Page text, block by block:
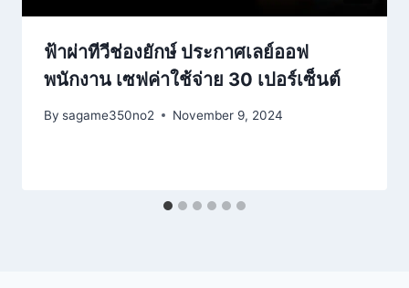
ฟ้าผ่าทีวีช่องยักษ์ ประกาศเลย์ออฟ
พนักงาน เซฟค่าใช้จ่าย 30 เปอร์เซ็นต์
By sagame350no2 November 9, 2024